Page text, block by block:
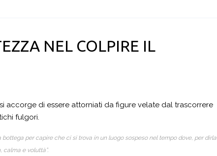
NEL COLPIRE IL
accorge di essere attorniati da figure velate dal trascorrere
fulgori.
per capire che ci si trova in un luogo sospeso nel tempo dove, per dirla
calma e voluttà”.